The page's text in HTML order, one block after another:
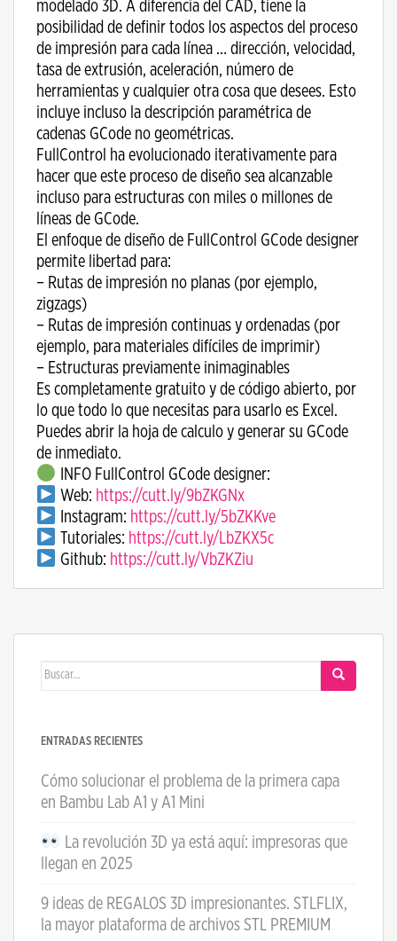
modelado 3D. A diferencia del CAD, tiene la
posibilidad de definir todos los aspectos del proceso
de impresión para cada línea … dirección, velocidad,
tasa de extrusión, aceleración, número de
herramientas y cualquier otra cosa que desees. Esto
incluye incluso la descripción paramétrica de
cadenas GCode no geométricas.
FullControl ha evolucionado iterativamente para
hacer que este proceso de diseño sea alcanzable
incluso para estructuras con miles o millones de
líneas de GCode.
El enfoque de diseño de FullControl GCode designer
permite libertad para:
– Rutas de impresión no planas (por ejemplo,
zigzags)
– Rutas de impresión continuas y ordenadas (por
ejemplo, para materiales difíciles de imprimir)
– Estructuras previamente inimaginables
Es completamente gratuito y de código abierto, por
lo que todo lo que necesitas para usarlo es Excel.
Puedes abrir la hoja de calculo y generar su GCode
de inmediato.
INFO FullControl GCode designer:
Web: https://cutt.ly/9bZKGNx
Instagram: https://cutt.ly/5bZKKve
Tutoriales: https://cutt.ly/LbZKX5c
Github: https://cutt.ly/VbZKZiu
Buscar:
ENTRADAS RECIENTES
Cómo solucionar el problema de la primera capa
en Bambu Lab A1 y A1 Mini
La revolución 3D ya está aquí: impresoras que
llegan en 2025
9 ideas de REGALOS 3D impresionantes. STLFLIX,
la mayor plataforma de archivos STL PREMIUM